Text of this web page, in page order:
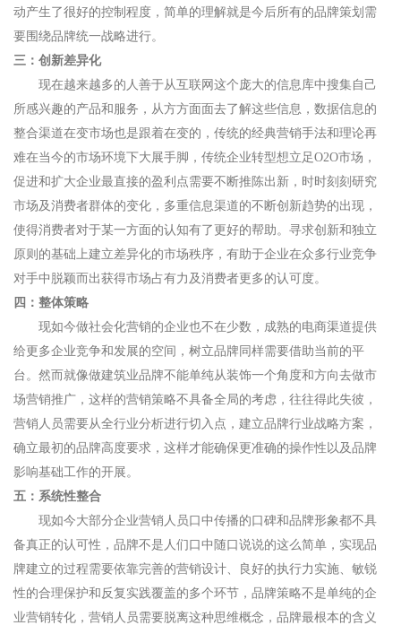
动产生了很好的控制程度，简单的理解就是今后所有的品牌策划需
要围绕品牌统一战略进行。
三：创新差异化
现在越来越多的人善于从互联网这个庞大的信息库中搜集自己
所感兴趣的产品和服务，从方方面面去了解这些信息，数据信息的
整合渠道在变市场也是跟着在变的，传统的经典营销手法和理论再
难在当今的市场环境下大展手脚，传统企业转型想立足O2O市场，
促进和扩大企业最直接的盈利点需要不断推陈出新，时时刻刻研究
市场及消费者群体的变化，多重信息渠道的不断创新趋势的出现，
使得消费者对于某一方面的认知有了更好的帮助。寻求创新和独立
原则的基础上建立差异化的市场秩序，有助于企业在众多行业竞争
对手中脱颖而出获得市场占有力及消费者更多的认可度。
四：整体策略
现如今做社会化营销的企业也不在少数，成熟的电商渠道提供
给更多企业竞争和发展的空间，树立品牌同样需要借助当前的平
台。然而就像做建筑业品牌不能单纯从装饰一个角度和方向去做市
场营销推广，这样的营销策略不具备全局的考虑，往往得此失彼，
营销人员需要从全行业分析进行切入点，建立品牌行业战略方案，
确立最初的品牌高度要求，这样才能确保更准确的操作性以及品牌
影响基础工作的开展。
五：系统性整合
现如今大部分企业营销人员口中传播的口碑和品牌形象都不具
备真正的认可性，品牌不是人们口中随口说说的这么简单，实现品
牌建立的过程需要依靠完善的营销设计、良好的执行力实施、敏锐
性的合理保护和反复实践覆盖的多个环节，品牌策略不是单纯的企
业营销转化，营销人员需要脱离这种思维概念，品牌最根本的含义